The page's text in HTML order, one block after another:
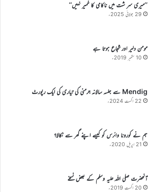
’’میری سر شت میں ناکامی کا خمیر نہیں‘‘
29 جولائی 2025ء
مومن دلیر اور شجاع ہوتا ہے
10 ستمبر 2019ء
Mendig سے جلسہ سالانہ جرمنی کی تیاری کی ایک رپورٹ
22 اگست 2024ء
ہم نے کورونا وائرس کو کیسے اپنے گھر سے نکالا؟
21 اپریل 2020ء
آنحضرت صلی اللہ علیہ وسلم کے بعض نسخے
20 اگست 2019ء